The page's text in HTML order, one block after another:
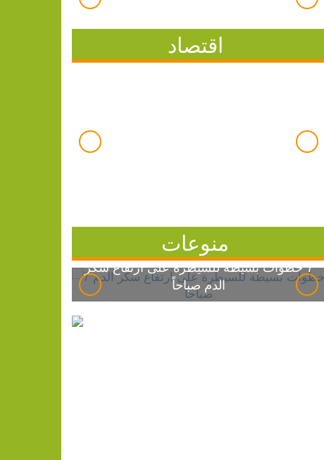
اقتصاد
منوعات
7 خطوات بسيطة للسيطرة على ارتفاع سكر
الدم صباحاً